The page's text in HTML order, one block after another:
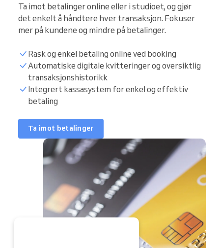
Ta imot betalinger online eller i studioet, og gjør
det enkelt å håndtere hver transaksjon. Fokuser
mer på kundene og mindre på betalinger.
Rask og enkel betaling online ved booking
Automatiske digitale kvitteringer og oversiktlig
transaksjonshistorikk
Integrert kassasystem for enkel og effektiv
betaling
Ta imot betalinger